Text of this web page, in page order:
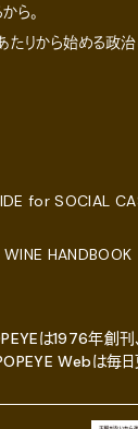
ら。
たりから始める政
for SOCIAL
HANDBOOK
は1976年創刊
Webは毎日